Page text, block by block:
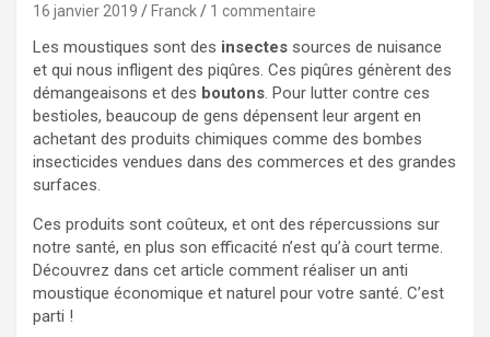
16 janvier 2019 Franck 1 commentaire
Les moustiques sont des insectes sources de nuisance
et qui nous infligent des piqûres. Ces piqûres génèrent des
démangeaisons et des boutons . Pour lutter contre ces
bestioles, beaucoup de gens dépensent leur argent en
achetant des produits chimiques comme des bombes
insecticides vendues dans des commerces et des grandes
surfaces.
Ces produits sont coûteux, et ont des répercussions sur
notre santé, en plus son efficacité n’est qu’à court terme.
Découvrez dans cet article comment réaliser un anti
moustique économique et naturel pour votre santé. C’est
parti !